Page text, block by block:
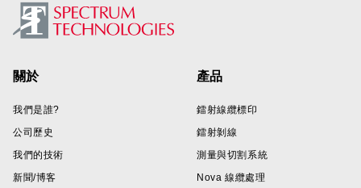
Footer
關於
我們是誰?
公司歷史
我們的技術
新聞/博客
產品
鐳射線纜標印
鐳射剝線
測量與切割系統
Nova 線纜處理